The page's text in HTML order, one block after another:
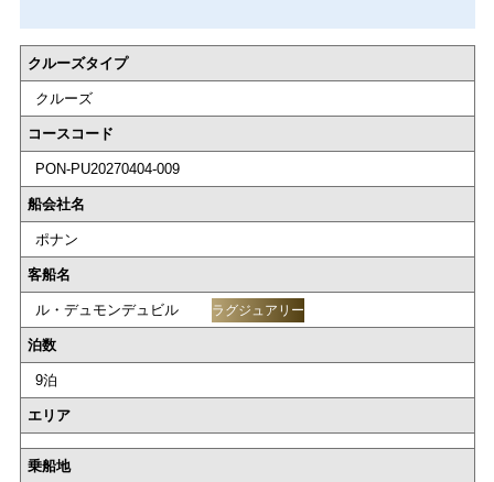
クルーズタイプ
クルーズ
コースコード
PON-PU20270404-009
船会社名
ポナン
客船名
ル・デュモンデュビル ラグジュアリー
泊数
9泊
エリア
乗船地